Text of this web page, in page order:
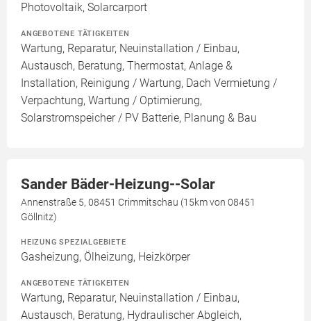
Photovoltaik, Solarcarport
ANGEBOTENE TÄTIGKEITEN
Wartung, Reparatur, Neuinstallation / Einbau,
Austausch, Beratung, Thermostat, Anlage &
Installation, Reinigung / Wartung, Dach Vermietung /
Verpachtung, Wartung / Optimierung,
Solarstromspeicher / PV Batterie, Planung & Bau
Sander Bäder-Heizung--Solar
Annenstraße 5, 08451 Crimmitschau (15km von 08451
Göllnitz)
HEIZUNG SPEZIALGEBIETE
Gasheizung, Ölheizung, Heizkörper
ANGEBOTENE TÄTIGKEITEN
Wartung, Reparatur, Neuinstallation / Einbau,
Austausch, Beratung, Hydraulischer Abgleich,